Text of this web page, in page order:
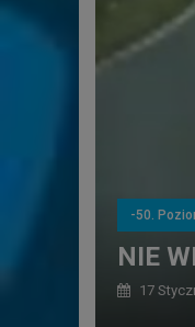
-50.
NIE
17